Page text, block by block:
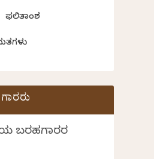
ಫಲಿತಾಂಶ
ಬರಹಗಾರರ